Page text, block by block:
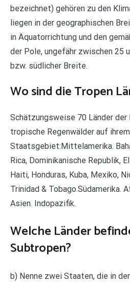
bezeichnet) gehören zu den
liegen in der geographischen
in Äquatorrichtung und den
der Pole, ungefähr zwischen 25
bzw. südlicher Breite.
Wo sind die Tropen
Schätzungsweise 70 Länder der
tropische Regenwälder auf ihrem
Staatsgebiet:Mittelamerika.
Rica, Dominikanische Republik,
Haiti, Honduras, Kuba, Mexiko,
Trinidad & Tobago.Südamerika.
Asien. Indopazifik.
Welche Länder
Subtropen?
b) Nenne zwei Staaten, die in